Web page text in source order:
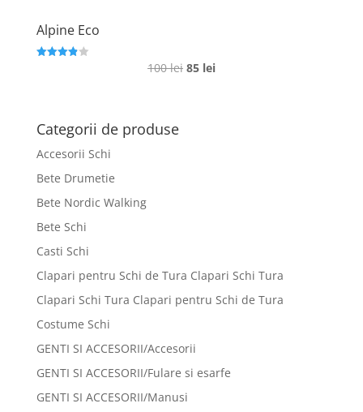
Alpine Eco
100lei Prețul
85 leiPrețul
Categorii de produse
Accesorii Schi
Bete Drumetie
Bete Nordic Walking
Bete Schi
Casti Schi
Clapari pentru Schi de Tura Clapari Schi Tura
Clapari Schi Tura Clapari pentru Schi de Tura
Costume Schi
GENTI SI ACCESORII/Accesorii
GENTI SI ACCESORII/Fulare si esarfe
GENTI SI ACCESORII/Manusi